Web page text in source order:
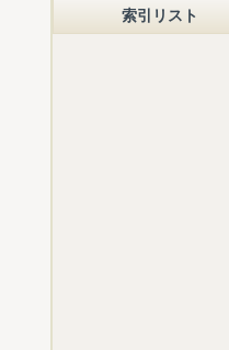
索引リスト